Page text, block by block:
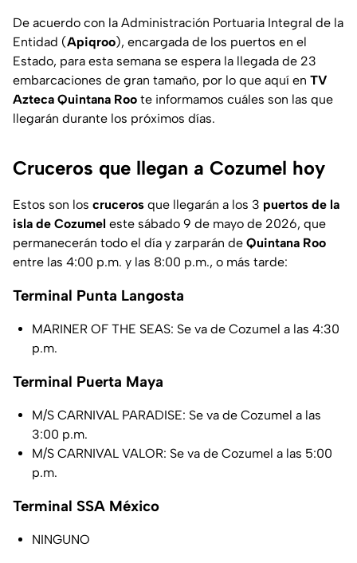
De acuerdo con la Administración Portuaria Integral de la
Entidad (Apiqroo), encargada de los puertos en el
Estado, para esta semana se espera la llegada de 23
embarcaciones de gran tamaño, por lo que aquí en TV
Azteca Quintana Roo te informamos cuáles son las que
llegarán durante los próximos días.
Cruceros que llegan a Cozumel hoy
Estos son los cruceros que llegarán a los 3 puertos de la
isla de Cozumel este sábado 9 de mayo de 2026, que
permanecerán todo el día y zarparán de Quintana Roo
entre las 4:00 p.m. y las 8:00 p.m., o más tarde:
Terminal Punta Langosta
MARINER OF THE SEAS: Se va de Cozumel a las 4:30
p.m.
Terminal Puerta Maya
M/S CARNIVAL PARADISE: Se va de Cozumel a las
3:00 p.m.
M/S CARNIVAL VALOR: Se va de Cozumel a las 5:00
p.m.
Terminal SSA México
NINGUNO